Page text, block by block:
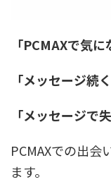
「PCMAXで気
「メッセージ続
「メッセージで
PCMAXでの出会
ます。